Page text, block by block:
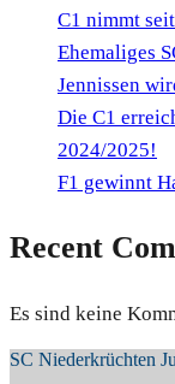
C1 nimmt
Ehemaliges
Jennissen
Die C1
2024/2025!
F1 gewinnt
Recent
Es sind keine
SC Niederkrüchten